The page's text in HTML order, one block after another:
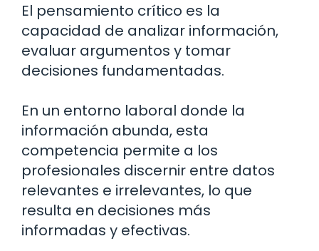
El pensamiento crítico es la
capacidad de analizar información,
evaluar argumentos y tomar
decisiones fundamentadas.
En un entorno laboral donde la
información abunda, esta
competencia permite a los
profesionales discernir entre datos
relevantes e irrelevantes, lo que
resulta en decisiones más
informadas y efectivas.